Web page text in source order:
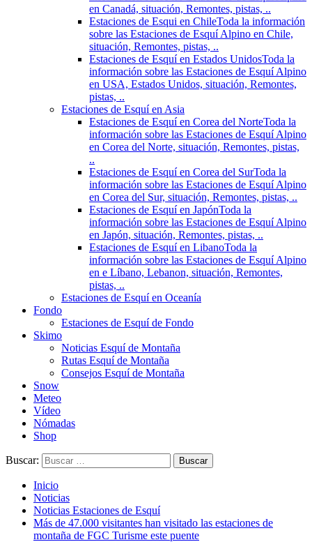
en Canadá, situación, Remontes, pistas, ..
Estaciones de Esqui en ChileToda la información
sobre las Estaciones de Esquí Alpino en Chile,
situación, Remontes, pistas, ..
Estaciones de Esquí en Estados UnidosToda la
información sobre las Estaciones de Esquí Alpino
en USA, Estados Unidos, situación, Remontes,
pistas, ..
Estaciones de Esquí en Asia
Estaciones de Esquí en Corea del NorteToda la
información sobre las Estaciones de Esquí Alpino
en Corea del Norte, situación, Remontes, pistas,
..
Estaciones de Esquí en Corea del SurToda la
información sobre las Estaciones de Esquí Alpino
en Corea del Sur, situación, Remontes, pistas, ..
Estaciones de Esquí en JapónToda la
información sobre las Estaciones de Esquí Alpino
en Japón, situación, Remontes, pistas, ..
Estaciones de Esquí en LibanoToda la
información sobre las Estaciones de Esquí Alpino
en e Líbano, Lebanon, situación, Remontes,
pistas, ..
Estaciones de Esquí en Oceanía
Fondo
Estaciones de Esquí de Fondo
Skimo
Noticias Esquí de Montaña
Rutas Esquí de Montaña
Consejos Esquí de Montaña
Snow
Meteo
Vídeo
Nómadas
Shop
Buscar:
Inicio
Noticias
Noticias Estaciones de Esquí
Más de 47.000 visitantes han visitado las estaciones de
montaña de FGC Turisme este puente